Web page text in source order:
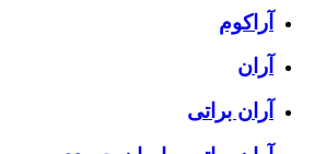
آراکوم
آران
آران براتی